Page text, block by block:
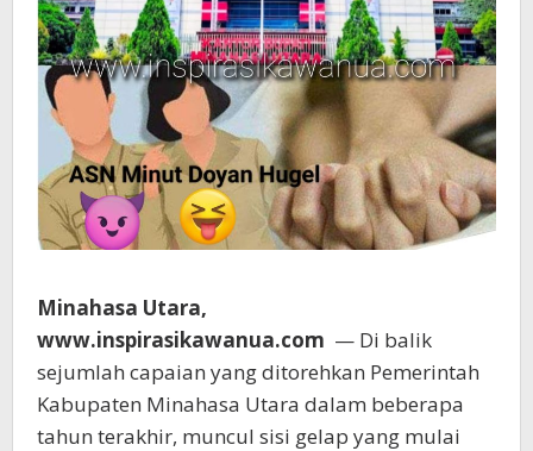
Minahasa Utara,
www.inspirasikawanua.com — Di balik
sejumlah capaian yang ditorehkan Pemerintah
Kabupaten Minahasa Utara dalam beberapa
tahun terakhir, muncul sisi gelap yang mulai